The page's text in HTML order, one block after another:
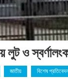
ও
জাতীয় বিশেষ প্রতিবেদন